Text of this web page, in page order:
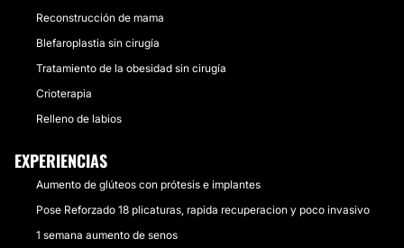
Reconstrucción de mama
Blefaroplastia sin cirugía
Tratamiento de la obesidad sin cirugía
Crioterapia
Relleno de labios
EXPERIENCIAS
Aumento de glúteos con prótesis e implantes
Pose Reforzado 18 plicaturas, rapida recuperacion y poco invasivo
1 semana aumento de senos